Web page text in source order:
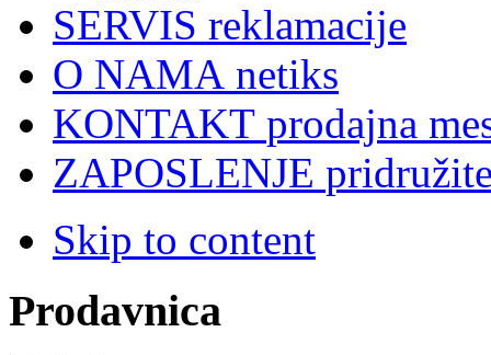
SERVIS reklamacije
O NAMA netiks
KONTAKT prodajna
ZAPOSLENJE
Skip to content
Prodavnica